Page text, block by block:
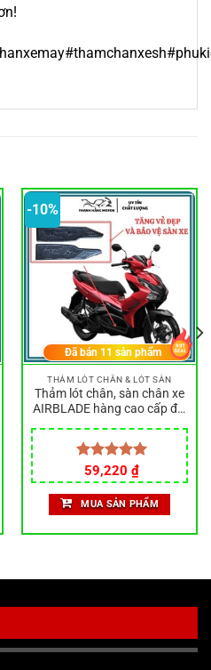
-10%
THẢM LÓT CHÂN & LÓT SÀN
Thảm lót chân, sàn chân xe
AIRBLADE hàng cao cấp đời
Được xếp
hạng5.00
5 sao
Giá
gốc
là:
65,800 ₫.
59,220 ₫Giá
hiện
tại
là:
59,220 ₫.
Đã bán 11 sản phẩm
MUA SẢN PHẨM